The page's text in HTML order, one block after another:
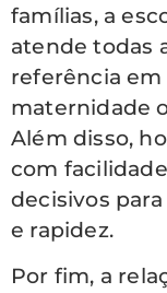
famílias, a
atende todas
referência em
maternidade
Além disso,
com
decisivos
e rapidez.
Por fim, a